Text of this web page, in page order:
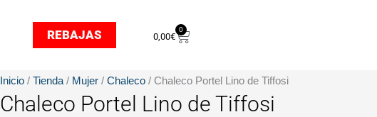
REBAJAS 0,00€
0
Carrito
Inicio /Tienda / Mujer /Chaleco / Chaleco Portel Lino de Tiffosi
Chaleco Portel Lino de Tiffosi